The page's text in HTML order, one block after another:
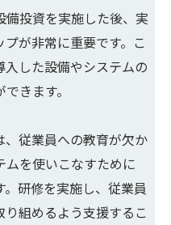
投資を実施した後、実
が非常に重要です。こ
した設備やシステムの
きます。
、従業員への教育が欠か
を使いこなすために
研修を実施し、従業員
組めるよう支援するこ